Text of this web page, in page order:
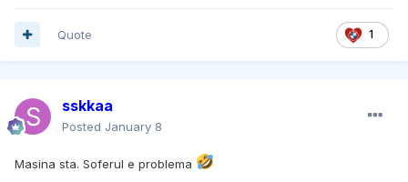
1
Quote
sskkaa
Posted January 8
Masina sta. Soferul e problema